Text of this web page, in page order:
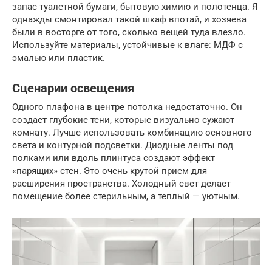
запас туалетной бумаги, бытовую химию и полотенца. Я
однажды смонтировал такой шкаф впотай, и хозяева
были в восторге от того, сколько вещей туда влезло.
Используйте материалы, устойчивые к влаге: МДФ с
эмалью или пластик.
Сценарии освещения
Одного плафона в центре потолка недостаточно. Он
создает глубокие тени, которые визуально сужают
комнату. Лучше использовать комбинацию основного
света и контурной подсветки. Диодные ленты под
полками или вдоль плинтуса создают эффект
«парящих» стен. Это очень крутой прием для
расширения пространства. Холодный свет делает
помещение более стерильным, а теплый — уютным.